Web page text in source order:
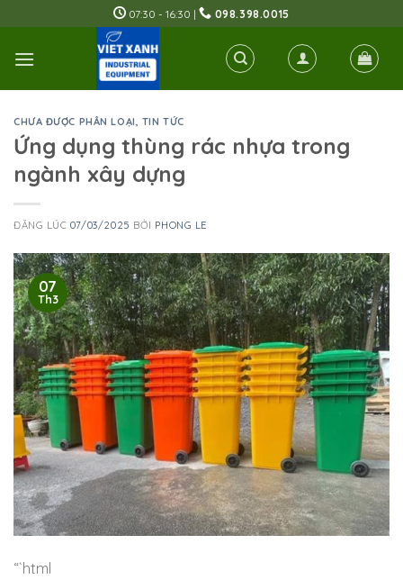
to
content
07:30 - 16:30 | 098.398.0015
CHƯA ĐƯỢC PHÂN LOẠI, TIN TỨC
Ứng dụng thùng rác nhựa trong
ngành xây dựng
ĐĂNG LÚC07/03/2025 BỞI PHONG LE
07
Th3
“`html